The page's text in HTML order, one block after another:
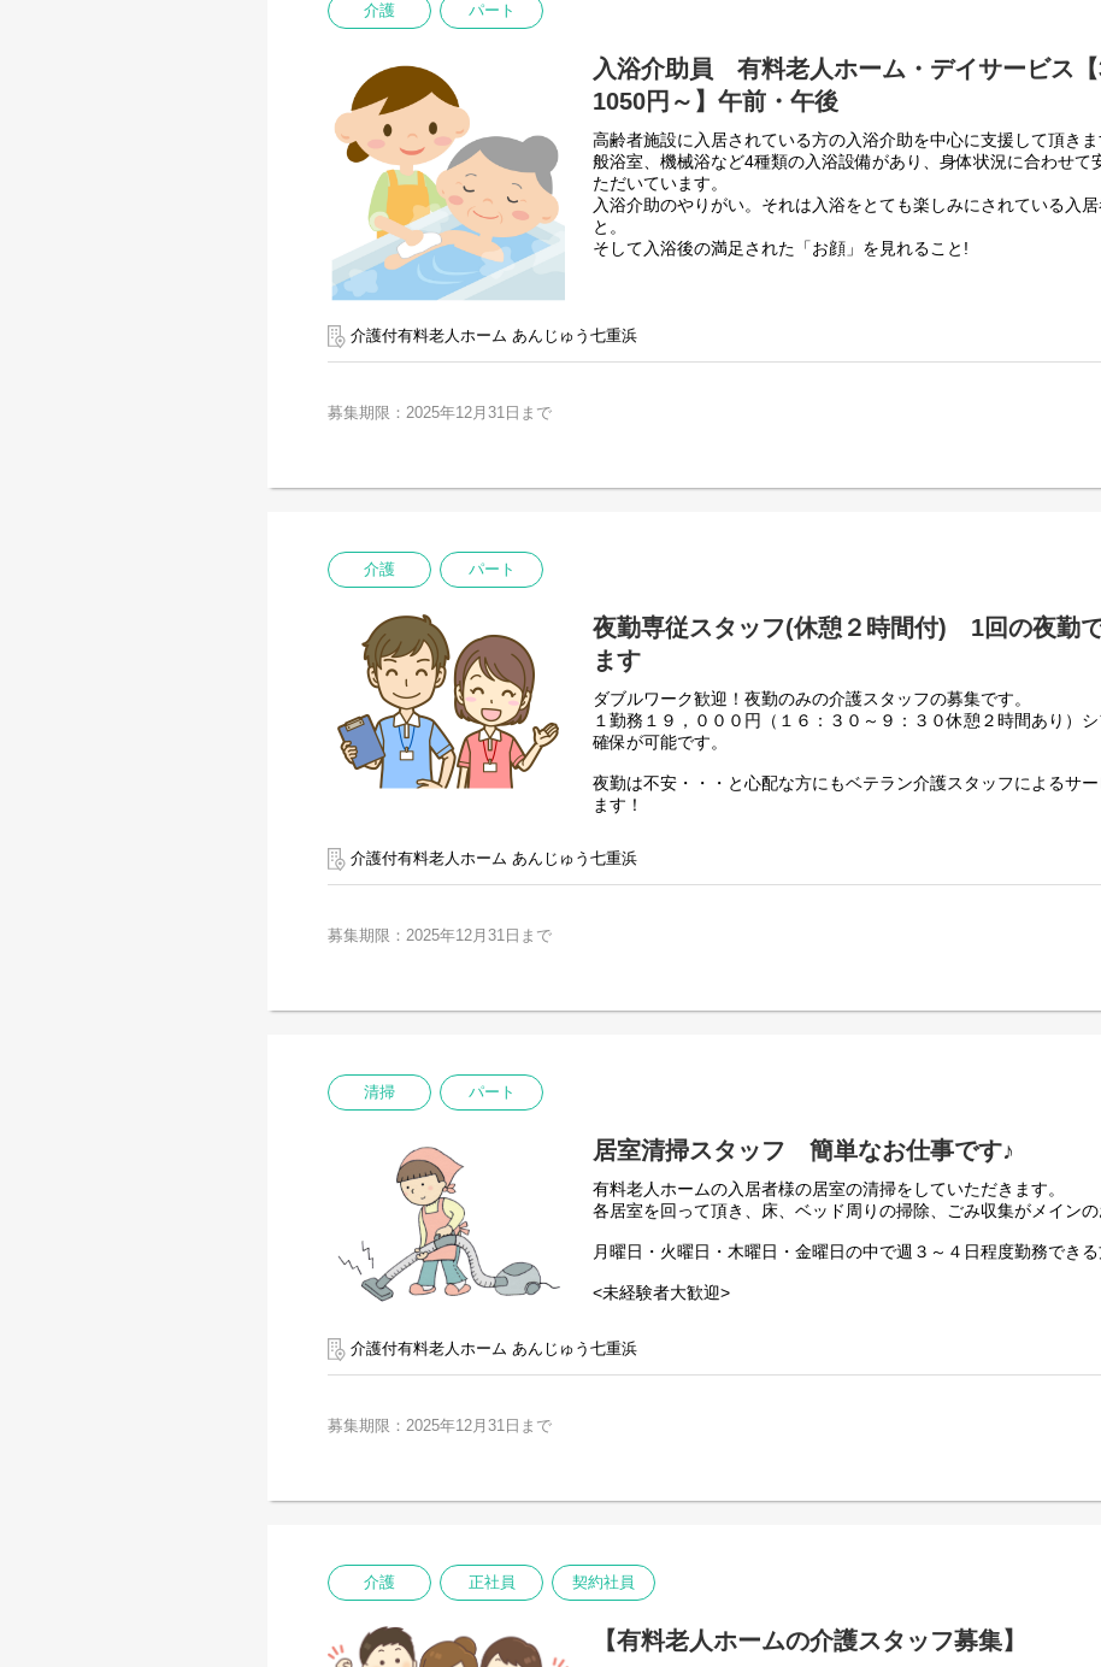
介護 パート
入浴介助員 有料老人ホーム・デイサービス
1050円～】午前・午後
高齢者施設に入居されている方の入浴介助を中心に支援して頂き
般浴室、機械浴など4種類の入浴設備があり、身体状況に合わせて
ただいています。
入浴介助のやりがい。それは入浴をとても楽しみにされている入
と。
そして入浴後の満足された「お顔」を見れること!
介護付有料老人ホーム あんじゅう七重浜
募集期限：2025年12月31日まで
介護 パート
夜勤専従スタッフ(休憩２時間付) 1回の夜勤
ます
ダブルワーク歓迎！夜勤のみの介護スタッフの募集です。
１勤務１９，０００円（１６：３０～９：３０休憩２時間あり）
確保が可能です。
夜勤は不安・・・と心配な方にもベテラン介護スタッフによるサ
ます！
全くの未経験の方でも介護資格取得も支援しており、安心して働け
実施してます。
あんじゅう七重浜は自立支援・重度化防止をモットーに、口腔ケ
サービスのない時間は、介護ステーションで簡単な事務処理を行
介護付有料老人ホーム あんじゅう七重浜
募集期限：2025年12月31日まで
清掃 パート
居室清掃スタッフ 簡単なお仕事です♪
有料老人ホームの入居者様の居室の清掃をしていただきます。
各居室を回って頂き、床、ベッド周りの掃除、ごみ収集がメインの
月曜日・火曜日・木曜日・金曜日の中で週３～４日程度勤務できる
<未経験者大歓迎>
介護付有料老人ホーム あんじゅう七重浜
募集期限：2025年12月31日まで
介護 正社員 契約社員
【有料老人ホームの介護スタッフ募集】